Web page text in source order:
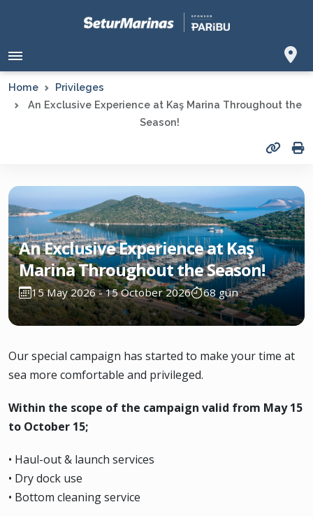
Home
Privileges
An Exclusive Experience at Kaş Marina Throughout the
Season!
An Exclusive Experience at Kaş
Marina Throughout the Season!
15 May 2026 - 15 October 2026 68 gün
Our special campaign has started to make your time at
sea more comfortable and privileged.
Within the scope of the campaign valid from May 15
to October 15;
• Haul-out & launch services
• Dry dock use
• Bottom cleaning service